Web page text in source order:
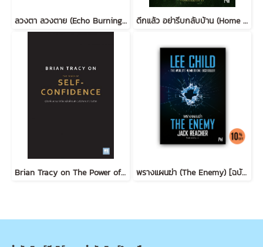
ลวงตา ลวงตาย (Echo Burning) [ฉบับปรับปรุง] #5 ดึกแล้ว อย่ารีบกลับบ้าน (Home Before Dark)
Brian Tracy on The Power of Self-Confidence พรางแผนฆ่า (The Enemy) [ฉบับปรับปรุง] #8